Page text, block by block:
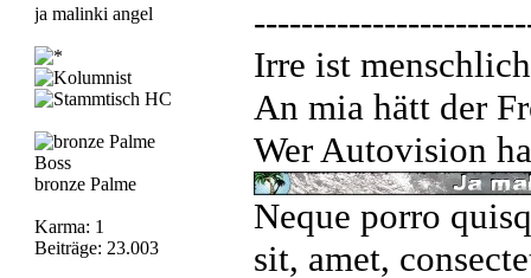
ja malinki angel
Boss
bronze Palme
Karma: 1
Beiträge: 23.003
Irre ist
An mia hätt der
Wer Autovision
Neque porro
sit, amet,